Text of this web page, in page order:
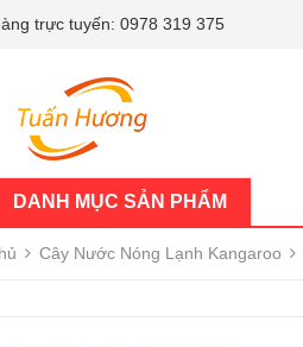
trực tuyến: 0978 319 375
DANH MỤC SẢN PHẨM
Cây Nước Nóng Lạnh Kangaroo